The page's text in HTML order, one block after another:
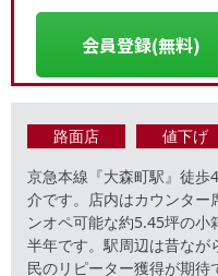
会員登録(無料)
路面店
値下げ
京急本線『大森町駅』徒歩
介です。店内はカウンター
ンオペ可能な約5.45坪の
半年です。駅周辺は昔なが
民のリピーター獲得が期